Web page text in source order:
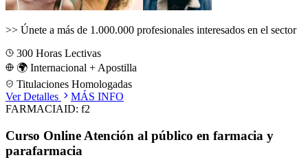
>> Únete a más de 1.000.000 profesionales interesados en el sector
300 Horas Lectivas
🌍 Internacional + Apostilla
Titulaciones Homologadas
Ver Detalles
MÁS INFO
FARMACIAID: f2
Curso Online Atención al público en farmacia y
parafarmacia